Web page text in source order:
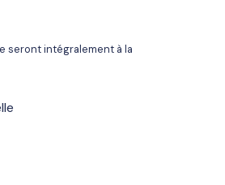
seront intégralement à la